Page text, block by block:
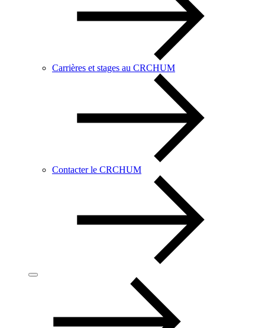
Carrières et stages au CRCHUM
Contacter le CRCHUM